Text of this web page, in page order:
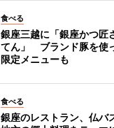
食べる
銀座三越に「銀座かつ匠
てん」 ブランド豚を使
限定メニューも
食べる
銀座のレストラン、仏バ